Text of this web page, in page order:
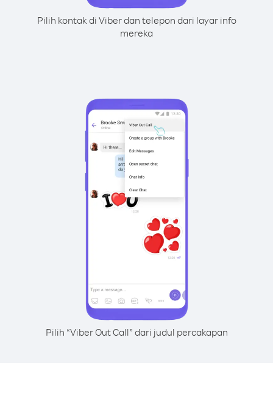
Pilih kontak di Viber dan telepon dari layar info
mereka
Pilih “Viber Out Call” dari judul percakapan